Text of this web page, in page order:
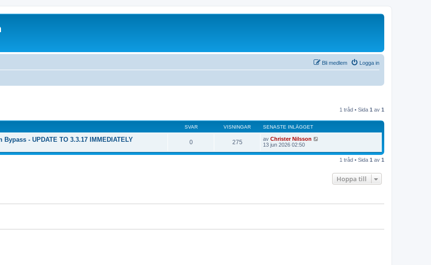
Logga in
Bli medlem
1 tråd • Sida 1 av 1
SVAR VISNINGAR SENASTE INLÄGGET
- UPDATE TO 3.3.17 IMMEDIATELY 0 275 av Christer Nilsson
13 jun 2026 02:50
1 tråd • Sida 1 av 1
Hoppa till